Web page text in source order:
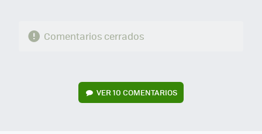
Comentarios cerrados
VER10 COMENTARIOS